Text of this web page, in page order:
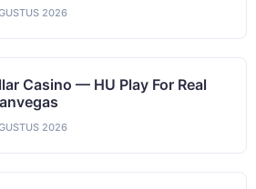
2026
Casino — HU Play For Real
2026